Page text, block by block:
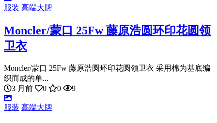
服装 高端大牌
Moncler/蒙口 25Fw 藤原浩圆环印花圆领
卫衣
Moncler/蒙口 25Fw 藤原浩圆环印花圆领卫衣 采用棉为基底编
织而成的单...
3 月前
0 0 9
服装 高端大牌